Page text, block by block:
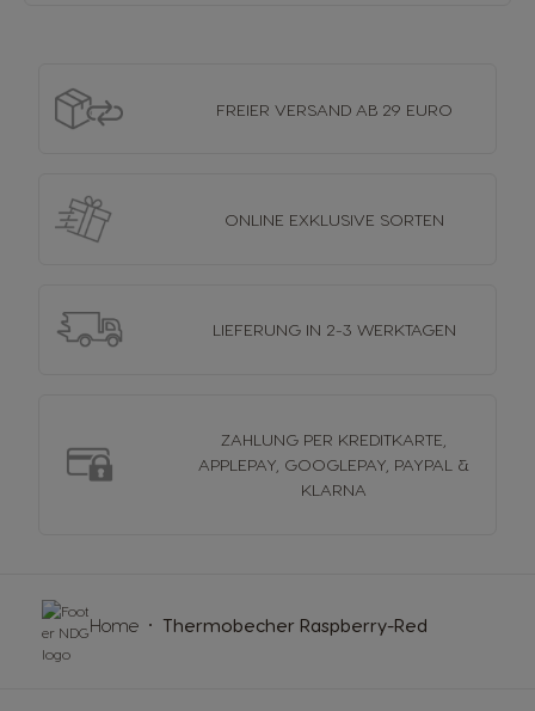
FREIER VERSANDAB 29 EURO
ONLINE EXKLUSIVE SORTEN
LIEFERUNGIN 2-3 WERKTAGEN
ZAHLUNG PER KREDITKARTE,
APPLEPAY, GOOGLEPAY, PAYPAL &
KLARNA
Home Thermobecher Raspberry-Red